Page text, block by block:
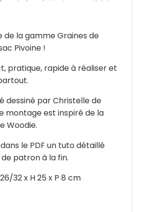
de la gamme Graines de
Pivoine !
pratique, rapide à réaliser et
dessiné par Christelle de
montage est inspiré de la
Woodie.
le PDF un tuto détaillé
patron à la fin.
32 x H 25 x P 8 cm